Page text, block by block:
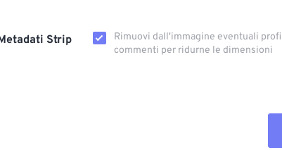
Strip
Rimuovi dall'immagine eventuali
commenti per ridurne le dimensioni